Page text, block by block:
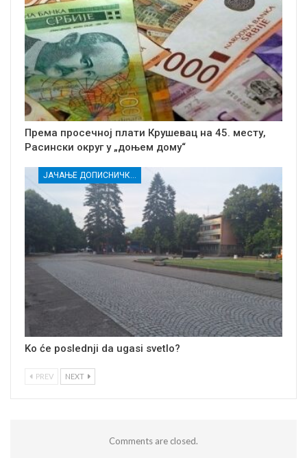
Према просечној плати Крушевац на 45. месту,
Расински округ у „доњем дому“
ЈАЧАЊЕ ДОПИСНИЧКЕ МРЕЖЕ НЕЗАВИСНИХ МЕДИЈА У РАСИНСКОМ ОКРУГУ
Ko će poslednji da ugasi svetlo?
PREV NEXT
Comments are closed.